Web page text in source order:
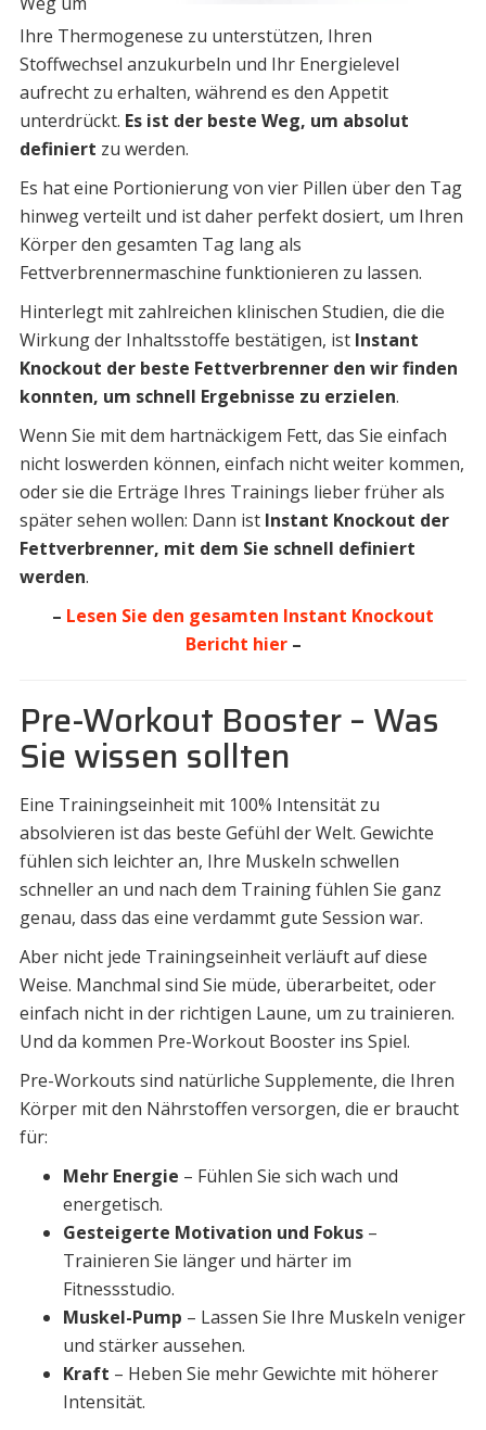
Ihre Thermogenese zu unterstützen, Ihren
Stoffwechsel anzukurbeln und Ihr Energielevel
aufrecht zu erhalten, während es den Appetit
unterdrückt. Es ist der beste Weg, um absolut
definiert zu werden.
Es hat eine Portionierung von vier Pillen über den Tag
hinweg verteilt und ist daher perfekt dosiert, um Ihren
Körper den gesamten Tag lang als
Fettverbrennermaschine funktionieren zu lassen.
Hinterlegt mit zahlreichen klinischen Studien, die die
Wirkung der Inhaltsstoffe bestätigen, ist Instant
Knockout der beste Fettverbrenner den wir finden
konnten, um schnell Ergebnisse zu erzielen.
Wenn Sie mit dem hartnäckigem Fett, das Sie einfach
nicht loswerden können, einfach nicht weiter kommen,
oder sie die Erträge Ihres Trainings lieber früher als
später sehen wollen: Dann ist Instant Knockout der
Fettverbrenner, mit dem Sie schnell definiert
werden.
– Lesen Sie den gesamten Instant Knockout
Bericht hier –
Pre-Workout Booster – Was
Sie wissen sollten
Eine Trainingseinheit mit 100% Intensität zu
absolvieren ist das beste Gefühl der Welt. Gewichte
fühlen sich leichter an, Ihre Muskeln schwellen
schneller an und nach dem Training fühlen Sie ganz
genau, dass das eine verdammt gute Session war.
Aber nicht jede Trainingseinheit verläuft auf diese
Weise. Manchmal sind Sie müde, überarbeitet, oder
einfach nicht in der richtigen Laune, um zu trainieren.
Und da kommen Pre-Workout Booster ins Spiel.
Pre-Workouts sind natürliche Supplemente, die Ihren
Körper mit den Nährstoffen versorgen, die er braucht
für:
Mehr Energie – Fühlen Sie sich wach und
energetisch.
Gesteigerte Motivation und Fokus –
Trainieren Sie länger und härter im
Fitnessstudio.
Muskel-Pump – Lassen Sie Ihre Muskeln veniger
und stärker aussehen.
Kraft – Heben Sie mehr Gewichte mit höherer
Intensität.